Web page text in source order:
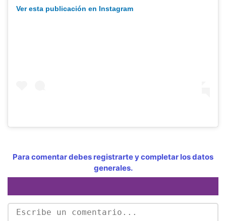
Ver esta publicación en Instagram
Para comentar debes registrarte y completar los datos
generales.